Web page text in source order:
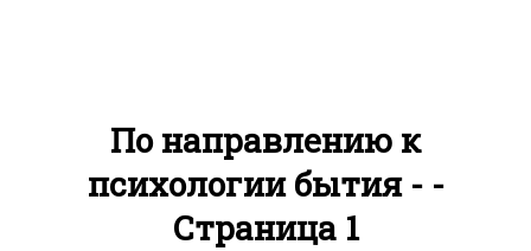
По направлению к
психологии бытия - -
Страница 1